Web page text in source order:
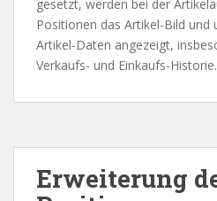
gesetzt, werden bei der
Positionen das Artikel-Bild und
Artikel-Daten angezeigt,
Verkaufs- und Einkaufs-Historie.
Erweiterung